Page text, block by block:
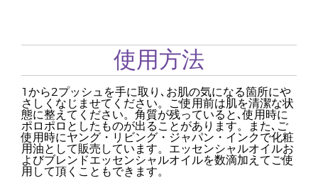
使用方法
1から2プッシュを手に取り､お肌の気になる箇所にや
さしくなじませてください。ご使用前は肌を清潔な状
態に整えてください。角質が残っていると､使用時に
ポロポロとしたものが出ることがあります。また､ご
使用時にヤング・リビング・ジャパン・インクで化粧
用油として販売しています。エッセンシャルオイルお
よびブレンドエッセンシャルオイルを数滴加えてご使
用して頂くこともできます。